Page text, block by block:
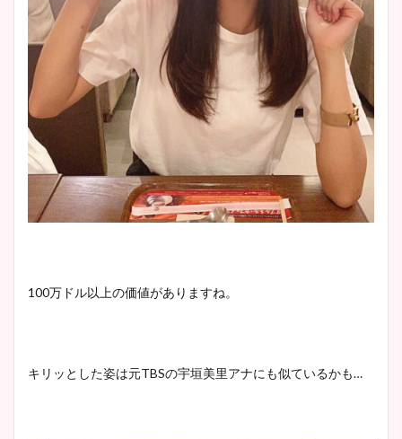
100万ドル以上の価値がありますね。
キリッとした姿は元TBSの宇垣美里アナにも似ているかも…